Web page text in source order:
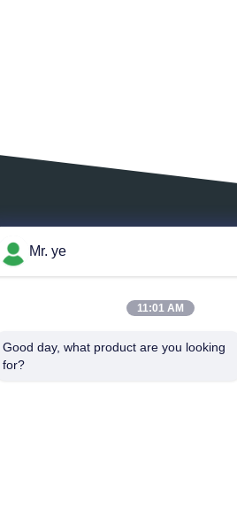
*Электронная почта
Mr. ye
11:01 AM
Good day, what product are you looking
for?